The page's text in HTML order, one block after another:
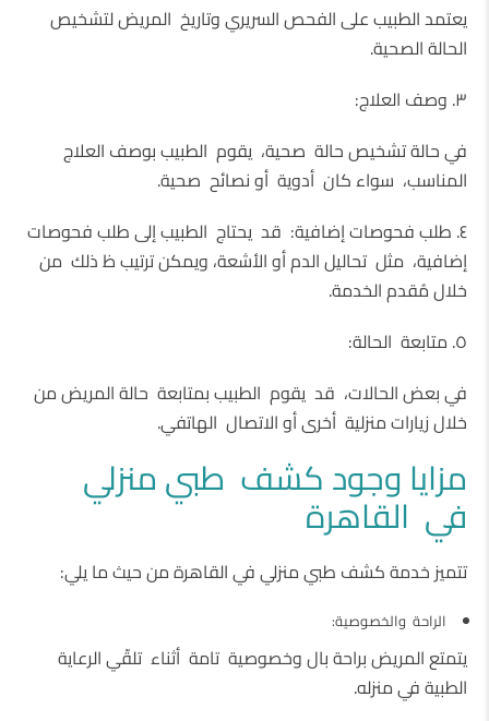
يعتمد الطبيب على الفحص السريري وتاريخ المريض لتشخيص
الحالة الصحية.
٣. وصف العلاج:
في حالة تشخيص حالة صحية، يقوم الطبيب بوصف العلاج
المناسب، سواء كان أدوية أو نصائح صحية.
٤. طلب فحوصات إضافية: قد يحتاج الطبيب إلى طلب فحوصات
إضافية، مثل تحاليل الدم أو الأشعة، ويمكن ترتيب ظ ذلك من
خلال مُقدم الخدمة.
٥. متابعة الحالة:
في بعض الحالات، قد يقوم الطبيب بمتابعة حالة المريض من
خلال زيارات منزلية أخرى أو الاتصال الهاتفي.
مزايا وجود كشف طبي منزلي
في القاهرة
تتميز خدمة كشف طبي منزلي في القاهرة من حيث ما يلي:
الراحة والخصوصية:
يتمتع المريض براحة بال وخصوصية تامة أثناء تلقّي الرعاية
الطبية في منزله.